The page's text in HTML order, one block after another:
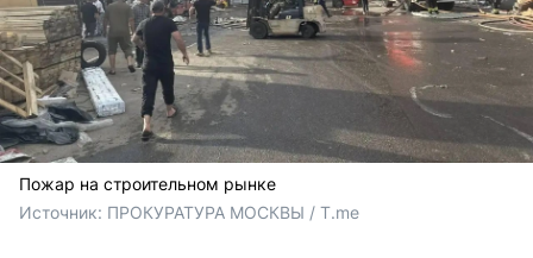
Пожар на строительном рынке
Источник: ПРОКУРАТУРА МОСКВЫ / T.me